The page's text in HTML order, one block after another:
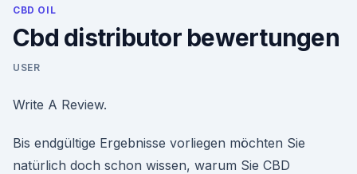
CBD OIL
Cbd distributor bewertungen
USER
Write A Review.
Bis endgültige Ergebnisse vorliegen möchten Sie
natürlich doch schon wissen, warum Sie CBD